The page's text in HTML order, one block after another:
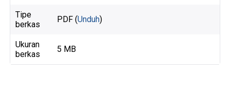
Tipe
berkas
PDF (Unduh)
Ukuran
berkas
5 MB